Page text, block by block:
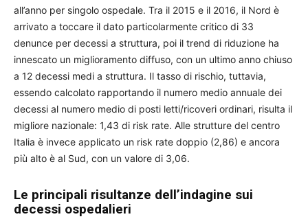
all’anno per singolo ospedale. Tra il 2015 e il 2016, il Nord è
arrivato a toccare il dato particolarmente critico di 33
denunce per decessi a struttura, poi il trend di riduzione ha
innescato un miglioramento diffuso, con un ultimo anno chiuso
a 12 decessi medi a struttura. Il tasso di rischio, tuttavia,
essendo calcolato rapportando il numero medio annuale dei
decessi al numero medio di posti letti/ricoveri ordinari, risulta il
migliore nazionale: 1,43 di risk rate. Alle strutture del centro
Italia è invece applicato un risk rate doppio (2,86) e ancora
più alto è al Sud, con un valore di 3,06.
Le principali risultanze dell’indagine sui
decessi ospedalieri